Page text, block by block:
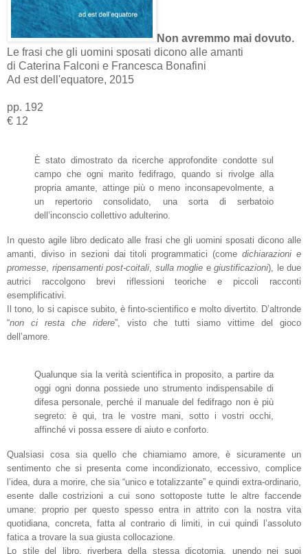
Non avremmo mai dovuto.
Le frasi che gli uomini sposati dicono alle amanti
di Caterina Falconi e Francesca Bonafini
Ad est dell'equatore, 2015
pp. 192
€ 12
È stato dimostrato da ricerche approfondite condotte sul
campo che ogni marito fedifrago, quando si rivolge alla
propria amante, attinge più o meno inconsapevolmente, a
un repertorio consolidato, una sorta di serbatoio
dell’inconscio collettivo adulterino.
In questo agile libro dedicato alle frasi che gli uomini sposati dicono alle
amanti, diviso in sezioni dai titoli programmatici (comedichiarazioni e
promesse ripensamenti post-coitali sulla moglie e giustificazioni), le due
autrici raccolgono brevi riflessioni teoriche e piccoli racconti
esemplificativi.
Il tono, lo si capisce subito, è finto-scientifico e molto divertito. D’altronde
“non ci resta che ridere”, visto che tutti siamo vittime del gioco
dell’amore.
Qualunque sia la verità scientifica in proposito, a partire da
oggi ogni donna possiede uno strumento indispensabile di
difesa personale, perché il manuale del fedifrago non è più
segreto: è qui, tra le vostre mani, sotto i vostri occhi,
affinché vi possa essere di aiuto e conforto.
Qualsiasi cosa sia quello che chiamiamo amore, è sicuramente un
sentimento che si presenta come incondizionato, eccessivo, complice
l’idea, dura a morire, che sia “unico e totalizzante” e quindi extra-ordinario,
esente dalle costrizioni a cui sono sottoposte tutte le altre faccende
umane: proprio per questo spesso entra in attrito con la nostra vita
quotidiana, concreta, fatta al contrario di limiti, in cui quindi l’assoluto
fatica a trovare la sua giusta collocazione.
Lo stile del libro, riverbera della stessa dicotomia, unendo nei suoi